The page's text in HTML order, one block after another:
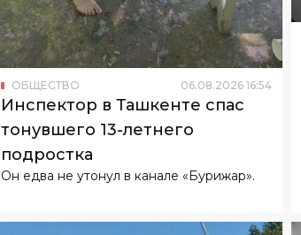
ОБЩЕСТВО 06.08.2026 16:54
Инспектор в Ташкенте спас
тонувшего 13-летнего
подростка
Он едва не утонул в канале «Бурижар».